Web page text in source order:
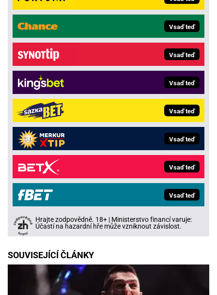
Vsaď teď
Vsaď teď
Vsaď teď
Vsaď teď
Vsaď teď
Vsaď teď
Vsaď teď
Hrajte zodpovědně. 18+ | Ministerstvo financí varuje:
Účastí na hazardní hře může vzniknout závislost.
SOUVISEJÍCÍ ČLÁNKY